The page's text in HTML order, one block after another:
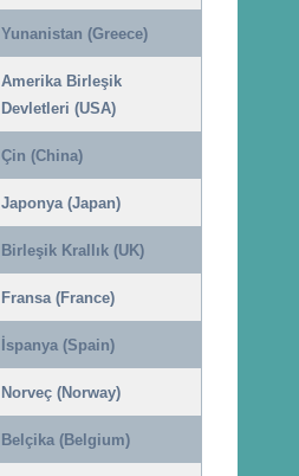
Yunanistan (Greece)
Amerika Birleşik
Devletleri (USA)
Çin (China)
Japonya (Japan)
Birleşik Krallık (UK)
Fransa (France)
İspanya (Spain)
Norveç (Norway)
Belçika (Belgium)